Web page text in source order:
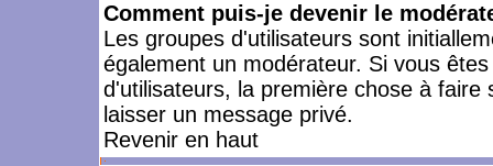
Comment puis-je devenir le
Les groupes d'utilisateurs sont
également un modérateur. Si vous
d'utilisateurs, la première chose à
laisser un message privé.
Revenir en haut